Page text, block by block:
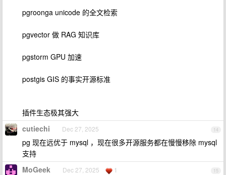
pgroonga unicode 的全文检索
pgvector 做 RAG 知识库
pgstorm GPU 加速
postgis GIS 的事实开源标准
插件生态极其强大
14
cutiechi Dec 27, 2025
pg 现在远优于 mysql ，现在很多开源服务都在慢慢移除 mysql
支持
15
MoGeek Dec 27, 2025 1